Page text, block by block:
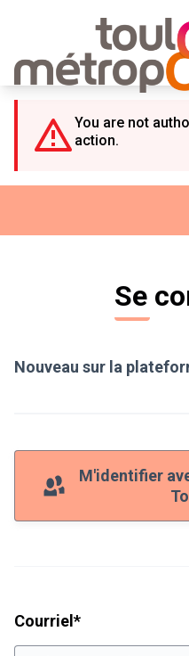
You are not
action.
Se
Nouveau sur la
M'identifier
Courriel *Champ